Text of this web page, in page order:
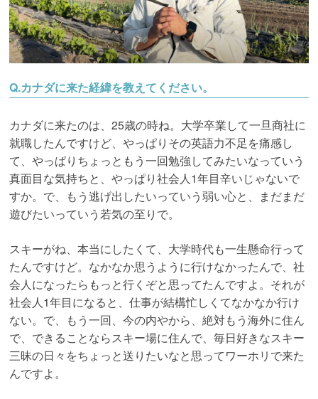
Q.カナダに来た経緯を教えてください。
カナダに来たのは、25歳の時ね。大学卒業して一旦商社に
就職したんですけど、やっぱりその英語力不足を痛感し
て、やっぱりちょっともう一回勉強してみたいなっていう
真面目な気持ちと、やっぱり社会人1年目辛いじゃないで
すか。で、もう逃げ出したいっていう弱い心と、まだまだ
遊びたいっていう若気の至りで。
スキーがね、本当にしたくて、大学時代も一生懸命行って
たんですけど。なかなか思うように行けなかったんで、社
会人になったらもっと行くぞと思ってたんですよ。それが
社会人1年目になると、仕事が結構忙しくてなかなか行け
ない。で、もう一回、今の内やから、絶対もう海外に住ん
で、できることならスキー場に住んで、毎日好きなスキー
三昧の日々をちょっと送りたいなと思ってワーホリで来た
んですよ。